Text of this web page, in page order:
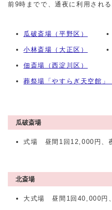
前9時までで、通夜に利用される
瓜破斎場（平野区）
小林斎場（大正区）
佃斎場（西淀川区）
葬祭場「やすらぎ天空館」
瓜破斎場
式場 昼間1回12,000円、
北斎場
大式場 昼間1回40,000円